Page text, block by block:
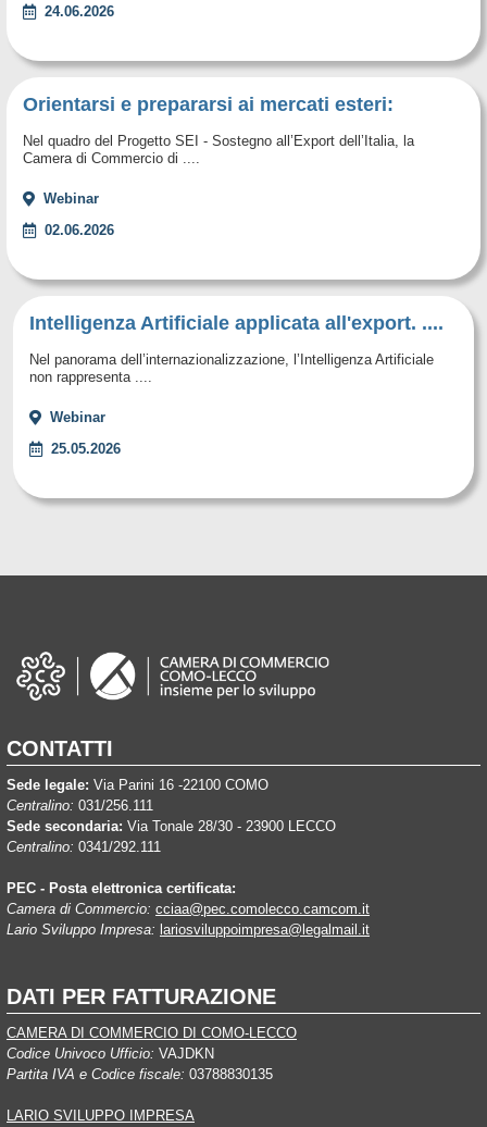
24.06.2026
Orientarsi e prepararsi ai mercati esteri:
Nel quadro del Progetto SEI - Sostegno all’Export dell’Italia, la
Camera di Commercio di ....
Webinar
02.06.2026
Intelligenza Artificiale applicata all'export. ....
Nel panorama dell’internazionalizzazione, l’Intelligenza Artificiale
non rappresenta ....
Webinar
25.05.2026
CONTATTI
Sede legale: Via Parini 16 -22100 COMO
Centralino: 031/256.111
Sede secondaria: Via Tonale 28/30 - 23900 LECCO
Centralino: 0341/292.111
PEC - Posta elettronica certificata:
Camera di Commercio: cciaa@pec.comolecco.camcom.it
Lario Sviluppo Impresa: lariosviluppoimpresa@legalmail.it
DATI PER FATTURAZIONE
CAMERA DI COMMERCIO DI COMO-LECCO
Codice Univoco Ufficio: VAJDKN
Partita IVA e Codice fiscale: 03788830135
LARIO SVILUPPO IMPRESA